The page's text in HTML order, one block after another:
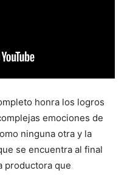
honra los logros
emociones de
ninguna otra y la
se encuentra al final
productora que